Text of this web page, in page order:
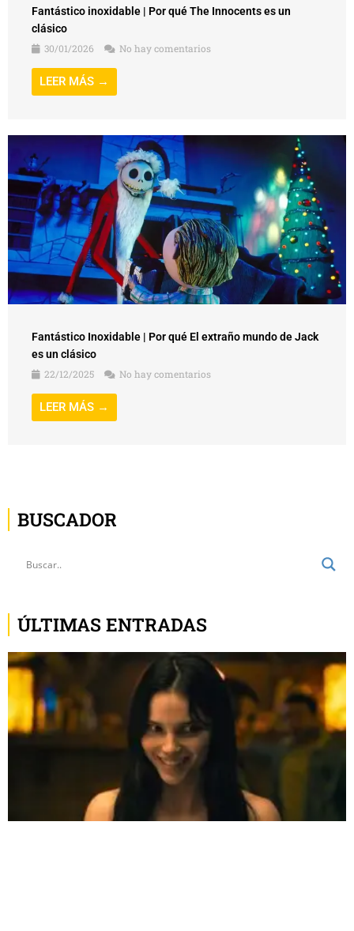
Fantástico inoxidable | Por qué The Innocents es un
clásico
30/01/2026
No hay comentarios
LEER MÁS →
Fantástico Inoxidable | Por qué El extraño mundo de Jack
es un clásico
22/12/2025
No hay comentarios
LEER MÁS →
BUSCADOR
ÚLTIMAS ENTRADAS